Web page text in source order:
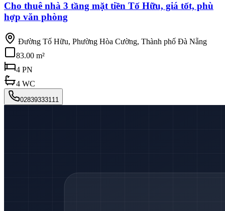
Cho thuê nhà 3 tầng mặt tiền Tố Hữu, giá tốt, phù
hợp văn phòng
Đường Tố Hữu, Phường Hòa Cường, Thành phố Đà Nẵng
83.00 m²
4 PN
4 WC
02839333111